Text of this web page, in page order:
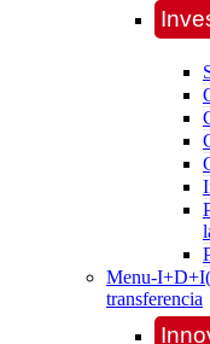
Menu-
transferencia